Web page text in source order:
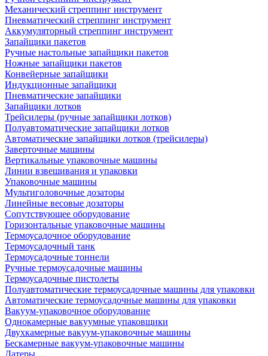
Механический стреппинг инструмент
Пневматический стреппинг инструмент
Аккумуляторный стреппинг инструмент
Запайщики пакетов
Ручные настольные запайщики пакетов
Ножные запайщики пакетов
Конвейерные запайщики
Индукционные запайщики
Пневматические запайщики
Запайщики лотков
Трейсилеры (ручные запайщики лотков)
Полуавтоматические запайщики лотков
Автоматические запайщики лотков (трейсилеры)
Заверточные машины
Вертикальные упаковочные машины
Линии взвешивания и упаковки
Упаковочные машины
Мультиголовочные дозаторы
Линейные весовые дозаторы
Сопутствующее оборудование
Горизонтальные упаковочные машины
Термоусадочное оборудование
Термоусадочный танк
Термоусадочные тоннели
Ручные термоусадочные машины
Термоусадочные пистолеты
Полуавтоматические термоусадочные машины для упаковки
Автоматические термоусадочные машины для упаковки
Вакуум-упаковочное оборудование
Однокамерные вакуумные упаковщики
Двухкамерные вакуум-упаковочные машины
Бескамерные вакуум-упаковочные машины
Датеры